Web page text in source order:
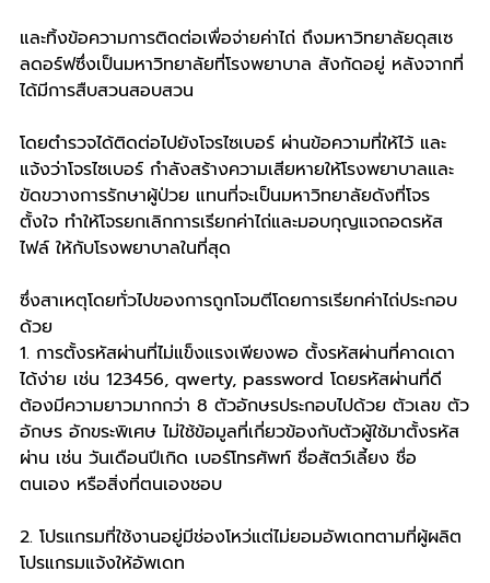
และทิ้งข้อความการติดต่อเพื่อจ่ายค่าไถ่ ถึงมหาวิทยาลัยดุสเซ
ลดอร์ฟซึ่งเป็นมหาวิทยาลัยที่โรงพยาบาล สังกัดอยู่ หลังจากที่
ได้มีการสืบสวนสอบสวน
โดยตำรวจได้ติดต่อไปยังโจรไซเบอร์ ผ่านข้อความที่ให้ไว้ และ
แจ้งว่าโจรไซเบอร์ กำลังสร้างความเสียหายให้โรงพยาบาลและ
ขัดขวางการรักษาผู้ป่วย แทนที่จะเป็นมหาวิทยาลัยดังที่โจร
ตั้งใจ ทำให้โจรยกเลิกการเรียกค่าไถ่และมอบกุญแจถอดรหัส
ไฟล์ ให้กับโรงพยาบาลในที่สุด
ซึ่งสาเหตุโดยทั่วไปของการถูกโจมตีโดยการเรียกค่าไถ่ประกอบ
ด้วย
1. การตั้งรหัสผ่านที่ไม่แข็งแรงเพียงพอ ตั้งรหัสผ่านที่คาดเดา
ได้ง่าย เช่น 123456, qwerty, password โดยรหัสผ่านที่ดี
ต้องมีความยาวมากกว่า 8 ตัวอักษรประกอบไปด้วย ตัวเลข ตัว
อักษร อักขระพิเศษ ไม่ใช้ข้อมูลที่เกี่ยวข้องกับตัวผู้ใช้มาตั้งรหัส
ผ่าน เช่น วันเดือนปีเกิด เบอร์โทรศัพท์ ชื่อสัตว์เลี้ยง ชื่อ
ตนเอง หรือสิ่งที่ตนเองชอบ
2. โปรแกรมที่ใช้งานอยู่มีช่องโหว่แต่ไม่ยอมอัพเดทตามที่ผู้ผลิต
โปรแกรมแจ้งให้อัพเดท